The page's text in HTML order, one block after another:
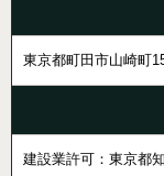
東京都町田市山崎町
建設業許可：東京都